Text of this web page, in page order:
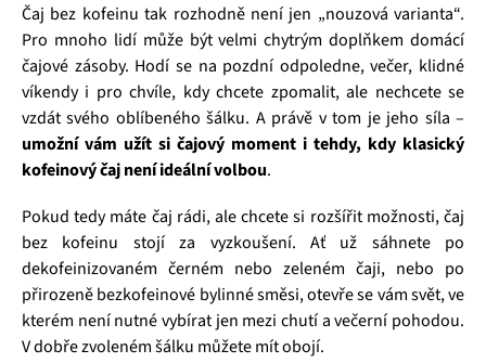
Čaj bez kofeinu tak rozhodně není jen „nouzová varianta“.
Pro mnoho lidí může být velmi chytrým doplňkem domácí
čajové zásoby. Hodí se na pozdní odpoledne, večer, klidné
víkendy i pro chvíle, kdy chcete zpomalit, ale nechcete se
vzdát svého oblíbeného šálku. A právě v tom je jeho síla –
umožní vám užít si čajový moment i tehdy, kdy klasický
kofeinový čaj není ideální volbou.
Pokud tedy máte čaj rádi, ale chcete si rozšířit možnosti, čaj
bez kofeinu stojí za vyzkoušení. Ať už sáhnete po
dekofeinizovaném černém nebo zeleném čaji, nebo po
přirozeně bezkofeinové bylinné směsi, otevře se vám svět, ve
kterém není nutné vybírat jen mezi chutí a večerní pohodou.
V dobře zvoleném šálku můžete mít obojí.